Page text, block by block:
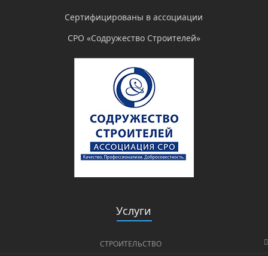
Сертифицированы в ассоциации
СРО «Содружество Строителей»
Услуги
СТРОИТЕЛЬСТВО